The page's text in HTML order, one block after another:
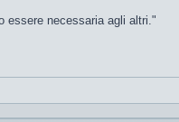
essere necessaria agli altri."